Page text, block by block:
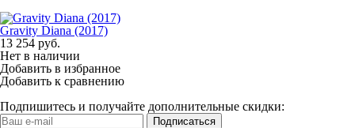
Gravity Diana (2017)
13 254 руб.
Нет в наличии
Добавить в избранное
Добавить к сравнению
Подпишитесь и получайте дополнительные скидки:
Подписаться